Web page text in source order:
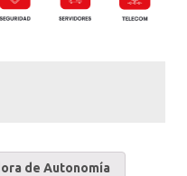
de Autonomía